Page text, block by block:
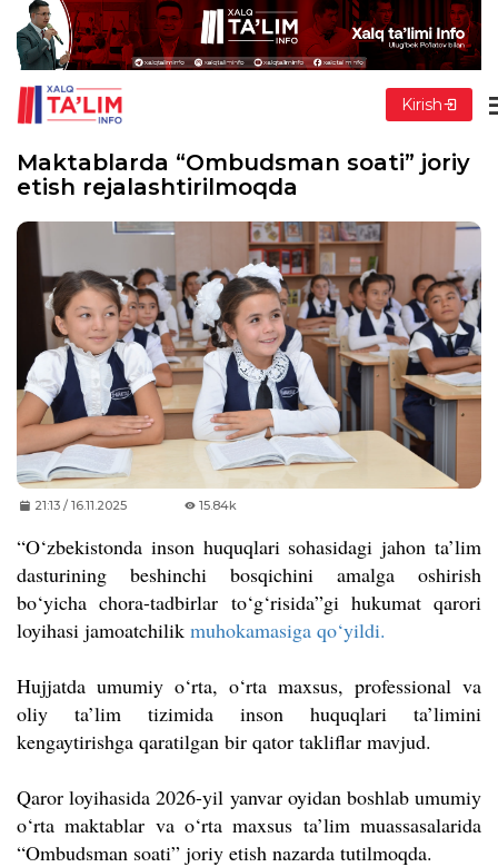
Kirish
Maktablarda “Ombudsman soati” joriy
etish rejalashtirilmoqda
21:13 / 16.11.2025 15.84k
“O‘zbekistonda inson huquqlari sohasidagi jahon ta’lim
dasturining beshinchi bosqichini amalga oshirish
bo‘yicha chora-tadbirlar to‘g‘risida”gi hukumat qarori
loyihasi jamoatchilik muhokamasiga qo‘yildi.
Hujjatda umumiy o‘rta, o‘rta maxsus, professional va
oliy ta’lim tizimida inson huquqlari ta’limini
kengaytirishga qaratilgan bir qator takliflar mavjud.
Qaror loyihasida 2026-yil yanvar oyidan boshlab umumiy
o‘rta maktablar va o‘rta maxsus ta’lim muassasalarida
“Ombudsman soati” joriy etish nazarda tutilmoqda.